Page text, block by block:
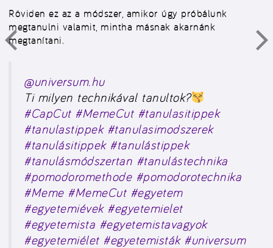
Röviden ez az a módszer, amikor úgy próbálunk
megtanulni valamit, mintha másnak akarnánk
megtanítani.
@universum.hu
Ti milyen technikával tanultok?
#CapCut #MemeCut #tanulasitippek
#tanulastippek #tanulasimodszerek
#tanulásitippek #tanulástippek
#tanulásmódszertan #tanulástechnika
#pomodoromethode #pomodorotechnika
#Meme #MemeCut #egyetem
#egyetemiévek #egyetemielet
#egyetemista #egyetemistavagyok
#egyetemiélet #egyetemisták #universum